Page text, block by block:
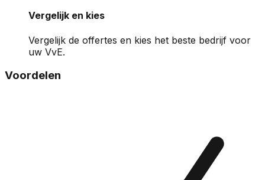
Vergelijk en kies
Vergelijk de offertes en kies het beste bedrijf voor
uw VvE.
Voordelen